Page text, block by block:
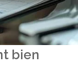
bien